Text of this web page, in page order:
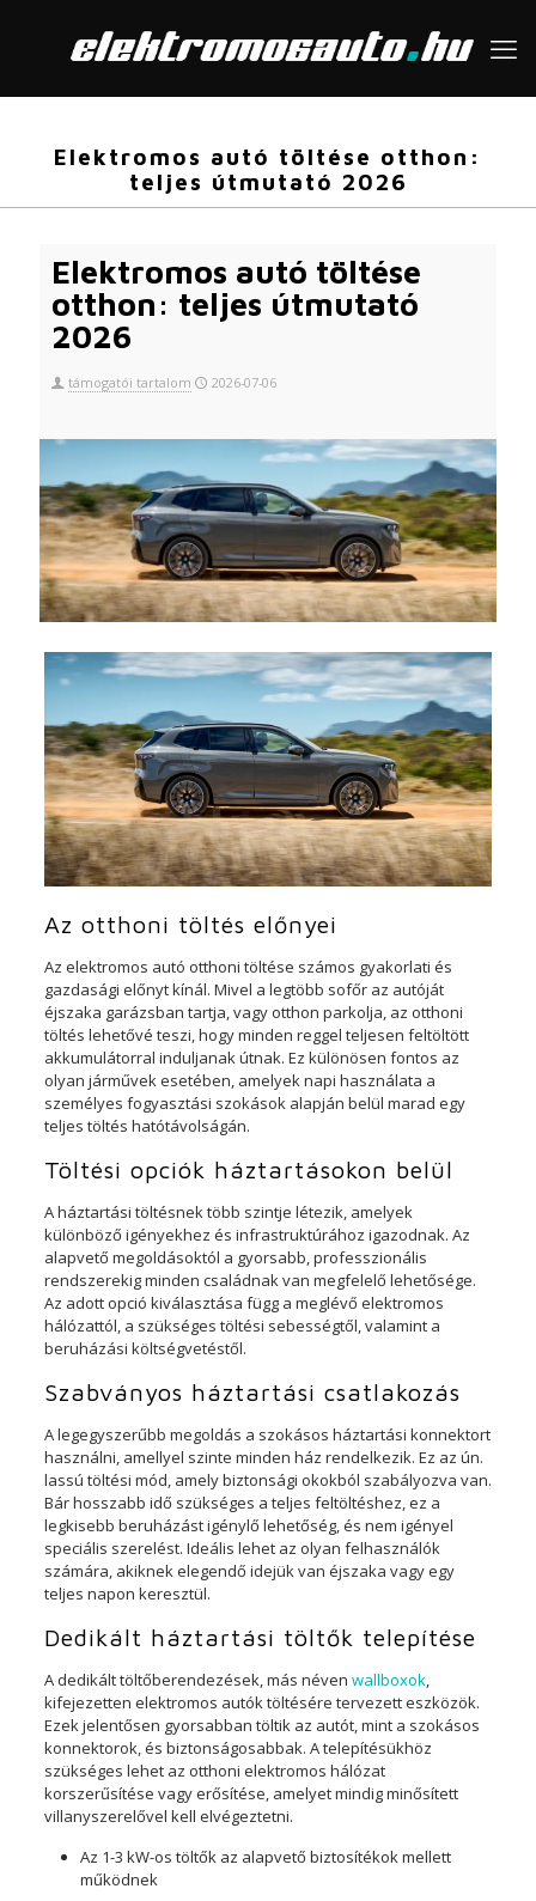
Elektromos autó töltése otthon:
teljes útmutató 2026
Elektromos autó töltése
otthon: teljes útmutató
2026
támogatói tartalom 2026-07-06
Az otthoni töltés előnyei
Az elektromos autó otthoni töltése számos gyakorlati és
gazdasági előnyt kínál. Mivel a legtöbb sofőr az autóját
éjszaka garázsban tartja, vagy otthon parkolja, az otthoni
töltés lehetővé teszi, hogy minden reggel teljesen feltöltött
akkumulátorral induljanak útnak. Ez különösen fontos az
olyan járművek esetében, amelyek napi használata a
személyes fogyasztási szokások alapján belül marad egy
teljes töltés hatótávolságán.
Töltési opciók háztartásokon belül
A háztartási töltésnek több szintje létezik, amelyek
különböző igényekhez és infrastruktúrához igazodnak. Az
alapvető megoldásoktól a gyorsabb, professzionális
rendszerekig minden családnak van megfelelő lehetősége.
Az adott opció kiválasztása függ a meglévő elektromos
hálózattól, a szükséges töltési sebességtől, valamint a
beruházási költségvetéstől.
Szabványos háztartási csatlakozás
A legegyszerűbb megoldás a szokásos háztartási konnektort
használni, amellyel szinte minden ház rendelkezik. Ez az ún.
lassú töltési mód, amely biztonsági okokból szabályozva van.
Bár hosszabb idő szükséges a teljes feltöltéshez, ez a
legkisebb beruházást igénylő lehetőség, és nem igényel
speciális szerelést. Ideális lehet az olyan felhasználók
számára, akiknek elegendő idejük van éjszaka vagy egy
teljes napon keresztül.
Dedikált háztartási töltők telepítése
A dedikált töltőberendezések, más néven wallboxok,
kifejezetten elektromos autók töltésére tervezett eszközök.
Ezek jelentősen gyorsabban töltik az autót, mint a szokásos
konnektorok, és biztonságosabbak. A telepítésükhöz
szükséges lehet az otthoni elektromos hálózat
korszerűsítése vagy erősítése, amelyet mindig minősített
villanyszerelővel kell elvégeztetni.
Az 1-3 kW-os töltők az alapvető biztosítékok mellett
működnek